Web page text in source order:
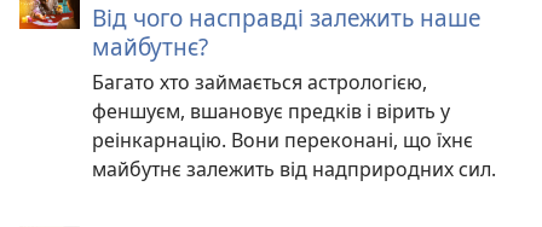
Від чого насправді залежить наше
майбутнє?
Багато хто займається астрологією,
феншуєм, вшановує предків і вірить у
реінкарнацію. Вони переконані, що їхнє
майбутнє залежить від надприродних сил.